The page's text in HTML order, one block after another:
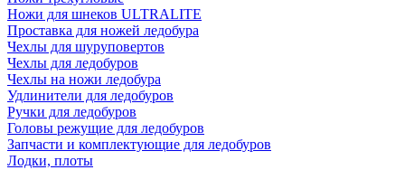
Ножи для шнеков ULTRALITE
Проставка для ножей ледобура
Чехлы для шуруповертов
Чехлы для ледобуров
Чехлы на ножи ледобура
Удлинители для ледобуров
Ручки для ледобуров
Головы режущие для ледобуров
Запчасти и комплектующие для ледобуров
Лодки, плоты